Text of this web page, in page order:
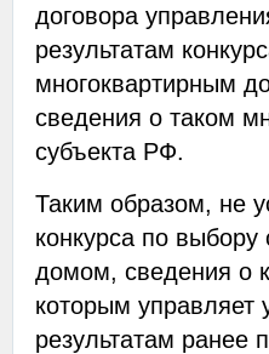
договора
результатам
многоквартирным
сведения о таком
субъекта РФ.
Таким образом, не
конкурса по
домом, сведения о
которым управляет
результатам ранее